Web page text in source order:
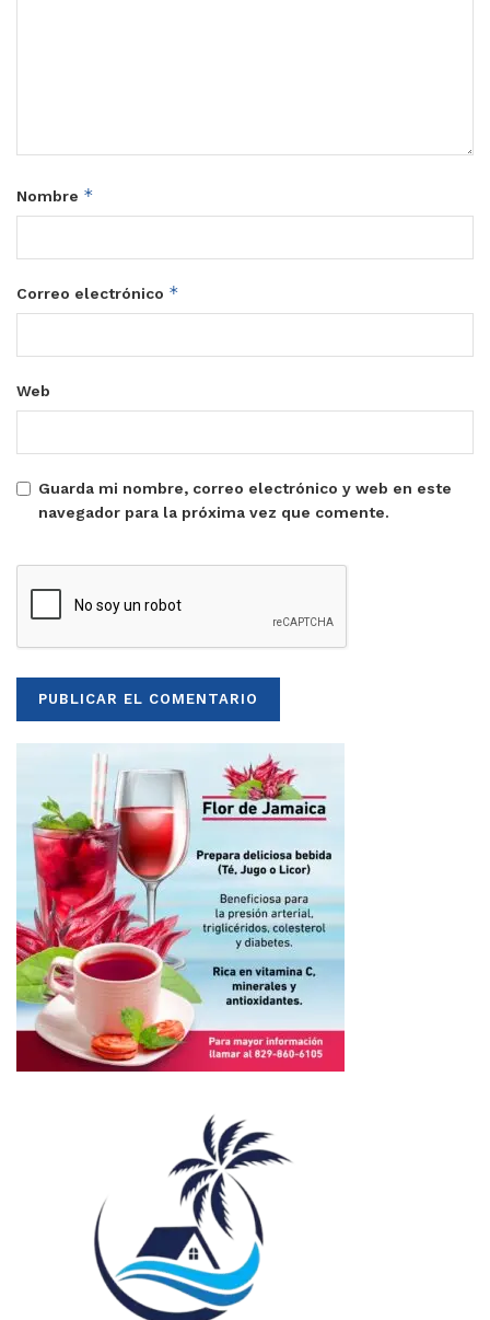
Nombre *
Correo electrónico *
Web
Guarda mi nombre, correo electrónico y web en este
navegador para la próxima vez que comente.